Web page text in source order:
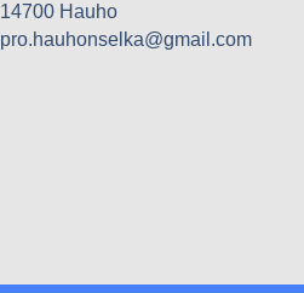
14700 Hauho
pro.hauhonselka@gmail.com